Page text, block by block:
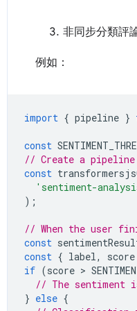
非同步分類評
例如：
import { pipeline }
const
// Create a
const
'sentiment-
);
// When the user
const
const { label, score
if (score >
// The sentiment
} else {